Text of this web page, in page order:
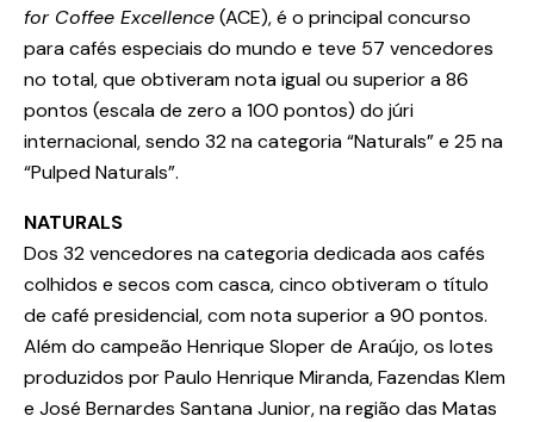
for Coffee Excellence(ACE), é o principal concurso
para cafés especiais do mundo e teve 57 vencedores
no total, que obtiveram nota igual ou superior a 86
pontos (escala de zero a 100 pontos) do júri
internacional, sendo 32 na categoria “Naturals” e 25 na
“Pulped Naturals”.
NATURALS
Dos 32 vencedores na categoria dedicada aos cafés
colhidos e secos com casca, cinco obtiveram o título
de café presidencial, com nota superior a 90 pontos.
Além do campeão Henrique Sloper de Araújo, os lotes
produzidos por Paulo Henrique Miranda, Fazendas Klem
e José Bernardes Santana Junior, na região das Matas